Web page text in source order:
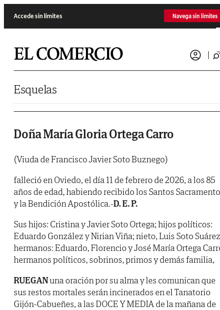
Accede sin límites Navega sin límites
Esquelas
Doña María Gloria Ortega Carro
(Viuda de Francisco Javier Soto Buznego)
falleció en Oviedo, el día 11 de febrero de 2026, a los 85
años de edad, habiendo recibido los Santos
y la Bendición Apostólica.-D. E. P.
Sus hijos: Cristina y Javier Soto Ortega; hijos políticos:
Eduardo González y Nirian Viña; nieto, Luis Soto
hermanos: Eduardo, Florencio y José María Ortega
hermanos políticos, sobrinos, primos y demás familia,
RUEGANuna oración por su alma y les comunican que
sus restos mortales serán incinerados en el Tanatorio
Gijón-Cabueñes, a las DOCE Y MEDIA de la mañana de